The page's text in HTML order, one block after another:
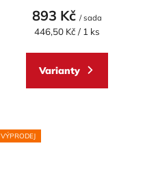
893 Kč / sada
Měrná
446,50 Kč / 1 ks
Varianty
VÝPRODEJ